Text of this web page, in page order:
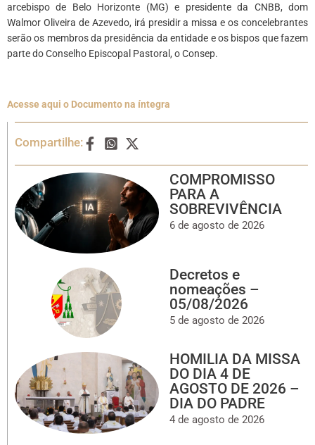
arcebispo de Belo Horizonte (MG) e presidente da CNBB, dom
Walmor Oliveira de Azevedo, irá presidir a missa e os concelebrantes
serão os membros da presidência da entidade e os bispos que fazem
parte do Conselho Episcopal Pastoral, o Consep.
Acesse aqui o Documento na íntegra
Compartilhe:
COMPROMISSO
PARA A
SOBREVIVÊNCIA
6 de agosto de 2026
Decretos e
nomeações –
05/08/2026
5 de agosto de 2026
HOMILIA DA MISSA
DO DIA 4 DE
AGOSTO DE 2026 –
DIA DO PADRE
4 de agosto de 2026